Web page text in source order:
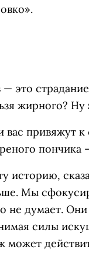
— это
жирного? Ну
привяжут
пончика
историю,
Мы
думает. Они
силы
может